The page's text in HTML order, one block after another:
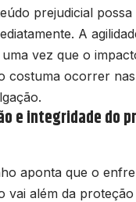
prejudicial possa
A
vez que o
costuma ocorrer
e integridade do
aponta que o
vai além da proteção